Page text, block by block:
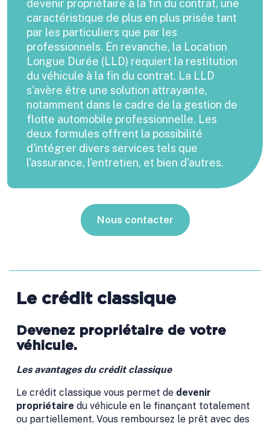
devenir propriétaire à la fin du contrat, une
caractéristique de plus en plus prisée tant
par les particuliers que par les
professionnels. En revanche, la Location
Longue Durée (LLD) requiert la restitution
du véhicule à la fin du contrat. La LLD
s'avère être une solution attrayante,
notamment dans le cadre de la gestion de
flotte automobile professionnelle. Les
deux formules offrent la possibilité
d'intégrer divers services tels que
l'assurance, l'entretien, et bien d'autres.
Nous contacter
Le crédit classique
Devenez propriétaire de votre
véhicule.
Les avantages du crédit classique
Le crédit classique vous permet de devenir
propriétaire du véhicule en le finançant totalement
ou partiellement. Vous remboursez le prêt avec des